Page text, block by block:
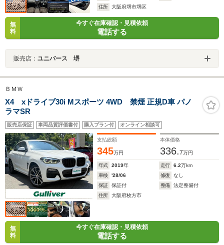
住所
大阪府堺市堺区
無
料
今すぐ在庫確認・見積依頼
電話する
販売店： ユニバース 堺
ＢＭＷ
X4 xドライブ30i Mスポーツ 4WD 禁煙 正規D車 パノ
ラマSR
販売店保証 車両品質評価書付 購入プラン付 オンライン相談可
支払総額
345万円
本体価格
336.7万円
年式 2019年 走行 6.2万km
車検
'28/06 修復
なし
保証
保証付 整備
法定整備付
住所
大阪府枚方市
無
料
今すぐ在庫確認・見積依頼
電話する